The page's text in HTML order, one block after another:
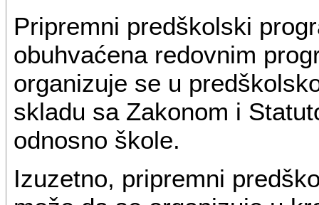
Pripremni predškolski
obuhvaćena redovnim
organizuje se u
skladu sa Zakonom i
odnosno škole.
Izuzetno, pripremni